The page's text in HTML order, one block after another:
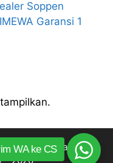
Soppen
Garansi 1
Harga Murah
– 2026
WA ke CS